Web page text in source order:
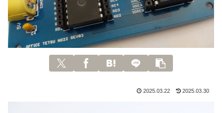
2025.03.22 2025.03.30